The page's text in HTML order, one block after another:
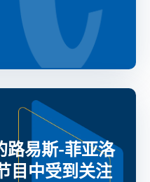
路易斯-菲亚洛
目中受到关注